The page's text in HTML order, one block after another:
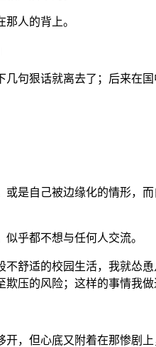
人的背上。
句狠话就离去了；后来在
是自己被边缘化的情形，
乎都不想与任何人交流。
舒适的校园生活，我就怂
压的风险；这样的事情我做
，但心底又附着在那惨剧